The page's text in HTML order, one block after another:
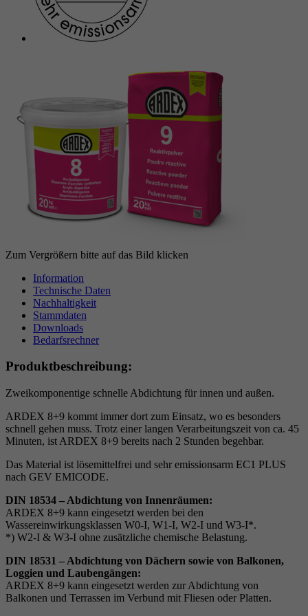
Zum Vergrößern bitte auf das Bild klicken
Information
Technische Daten
Nachhaltigkeit
Stammdaten
Downloads
Bedarfsrechner
Produktbeschreibung:
Zweikomponentige schnelle Abdichtung für innen und außen.
ARDEX 8+9 kommt immer dort zum Einsatz, wo es besonders
schnell gehen muss. Trotz einer langen Verarbeitungszeit von ca. 45
Minuten, ist ARDEX 8+9 bereits nach 2 Stunden begehbar.
Das Material ist lösemittelfrei und sehr emissionsarm EC1 PLUS
nach GEV EMICODE.
DIN 18534 – Abdichtung von Innenräumen:
ARDEX 8+9 kann eingesetzt werden bei den
Wassereinwirkungsklassen W0-I, W1-I, W2-I und W3-I*.
*) W2-I & W3-I ohne zusätzliche chemische Belastung.
DIN 18531 – Abdichtung von Dächern sowie von Balkonen,
Loggien und Laubengängen:
ARDEX 8+9 kann eingesetzt werden zur Abdichtung von
Balkonen und Terrassen im Verbund mit Fliesen oder Platten.
Anbieter Google reCAPTCHA
Zweck
reCAPTCHA setzt ein notwendiges Cookie
(_GRECAPTCHA), wenn es zum Zweck der
Risikoanalyse ausgeführt wird.